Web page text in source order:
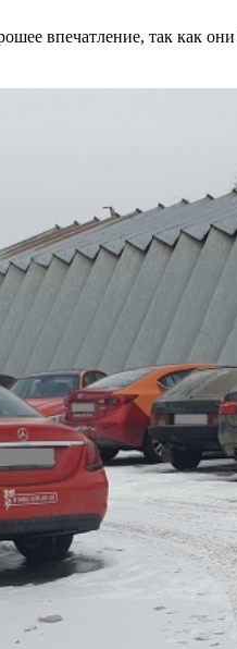
впечатление, так как